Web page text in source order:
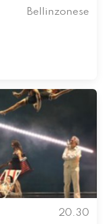
Bellinzonese
20.30